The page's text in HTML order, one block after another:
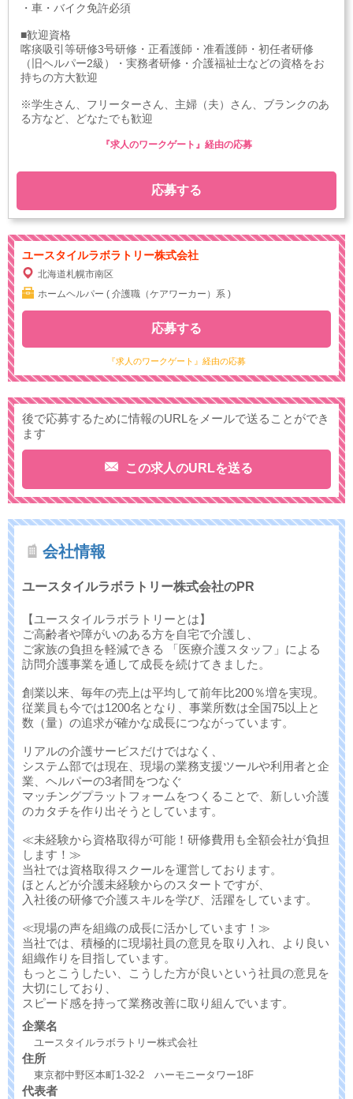
・車・バイク免許必須
■歓迎資格
喀痰吸引等研修3号研修・正看護師・准看護師・初任者研修
（旧ヘルパー2級）・実務者研修・介護福祉士などの資格をお
持ちの方大歓迎
※学生さん、フリーターさん、主婦（夫）さん、ブランクのあ
る方など、どなたでも歓迎
応募する
『求人のワークゲート』経由の応募
ユースタイルラボラトリー株式会社
北海道札幌市南区
ホームヘルパー ( 介護職（ケアワーカー）系 )
『求人のワークゲート』経由の応募
応募する
後で応募するために情報のURLをメールで送ることができ
ます
この求人のURLを送る
会社情報
ユースタイルラボラトリー株式会社のPR
【ユースタイルラボラトリーとは】
ご高齢者や障がいのある方を自宅で介護し、
ご家族の負担を軽減できる 「医療介護スタッフ」による
訪問介護事業を通して成長を続けてきました。
創業以来、毎年の売上は平均して前年比200％増を実現。
従業員も今では1200名となり、事業所数は全国75以上と
数（量）の追求が確かな成長につながっています。
リアルの介護サービスだけではなく、
システム部では現在、現場の業務支援ツールや利用者と企
業、ヘルパーの3者間をつなぐ
マッチングプラットフォームをつくることで、新しい介護
のカタチを作り出そうとしています。
≪未経験から資格取得が可能！研修費用も全額会社が負担
します！≫
当社では資格取得スクールを運営しております。
ほとんどが介護未経験からのスタートですが、
入社後の研修で介護スキルを学び、活躍をしています。
≪現場の声を組織の成長に活かしています！≫
当社では、積極的に現場社員の意見を取り入れ、より良い
組織作りを目指しています。
もっとこうしたい、こうした方が良いという社員の意見を
大切にしており、
スピード感を持って業務改善に取り組んでいます。
企業名
ユースタイルラボラトリー株式会社
住所
東京都中野区本町1-32-2 ハーモニータワー18F
代表者